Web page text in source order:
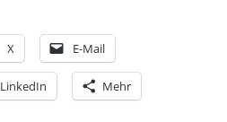
X E-Mail
LinkedIn Mehr